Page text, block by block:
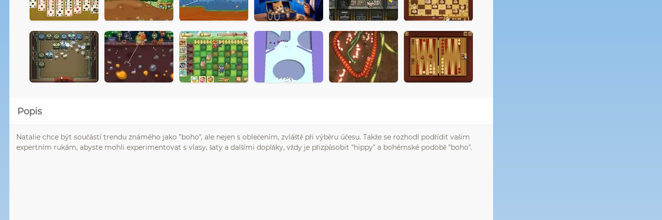
Popis
Natalie chce být součástí trendu známého jako "boho", ale nejen s oblečením, zvláště při výběru účesu. Takže se rozhodl podřídit vašim
expertním rukám, abyste mohli experimentovat s vlasy, šaty a dalšími doplňky, vždy je přizpůsobit "hippy" a bohémské podobě "boho".